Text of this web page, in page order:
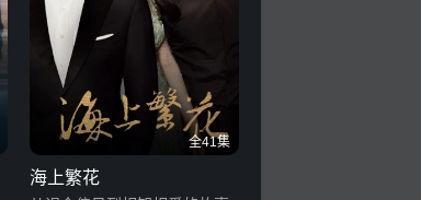
全41集
海上繁花